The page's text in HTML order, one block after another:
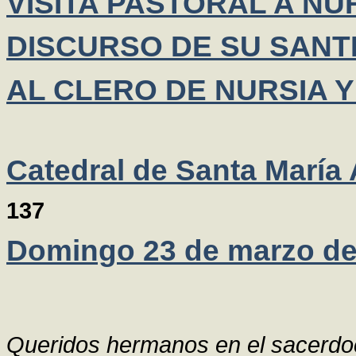
DISCURSO DE SU
AL CLERO DE NURSIA
Catedral de Santa María
137
Domingo 23 de marzo
Queridos hermanos en el